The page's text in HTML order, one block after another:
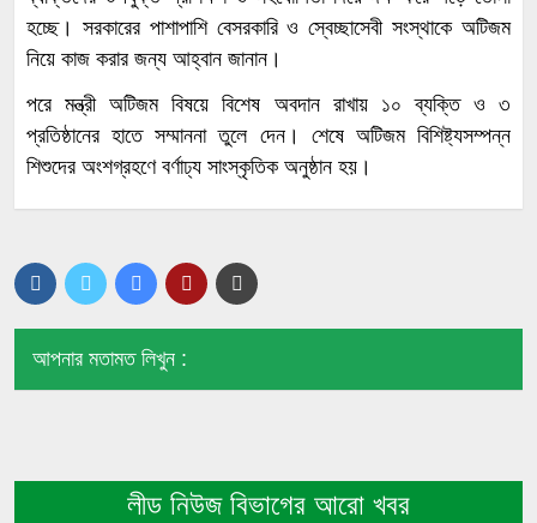
হচ্ছে। সরকারের পাশাপাশি বেসরকারি ও স্বেচ্ছাসেবী সংস্থাকে অটিজম
নিয়ে কাজ করার জন্য আহ্বান জানান।
পরে মন্ত্রী অটিজম বিষয়ে বিশেষ অবদান রাখায় ১০ ব্যক্তি ও ৩
প্রতিষ্ঠানের হাতে সম্মাননা তুলে দেন। শেষে অটিজম বিশিষ্ট্যসম্পন্ন
শিশুদের অংশগ্রহণে বর্ণাঢ্য সাংস্কৃতিক অনুষ্ঠান হয়।
আপনার মতামত লিখুন :
লীড নিউজ বিভাগের আরো খবর